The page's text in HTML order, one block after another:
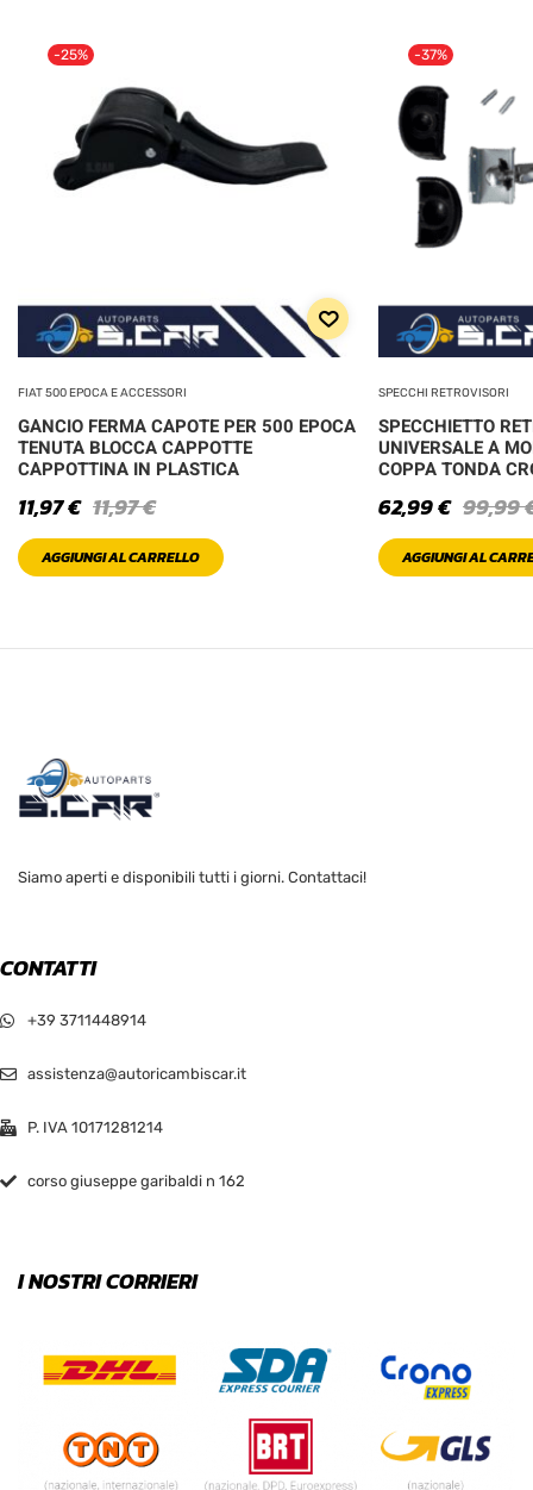
-25%
FIAT 500 EPOCA E ACCESSORI
GANCIO FERMA CAPOTE PER 500 EPOCA
TENUTA BLOCCA CAPPOTTE
CAPPOTTINA IN PLASTICA
11,97€
11,97€
AGGIUNGI AL CARRELLO
-37%
SPECCHI RETROVISORI
SPECCHIETTO
UNIVERSALE A
COPPA TONDA
99,99
62,99€
AGGIUNGI AL
Siamo aperti e disponibili tutti i giorni. Contattaci!
CONTATTI
+39 3711448914
assistenza@autoricambiscar.it
P. IVA 10171281214
corso giuseppe garibaldi n 162
I NOSTRI CORRIERI